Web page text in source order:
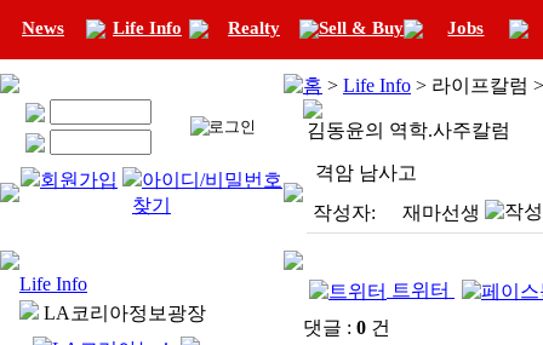
News Life Info Realty Sell & Buy Jobs
회원가입
아이디/비밀번호
찾기
Life Info
LA코리아정보광장
홈 > Life Info > 라이프칼럼
김동윤의 역학.사주칼럼
격암 남사고
작성자:
재마선생
트위터
댓글 : 0 건